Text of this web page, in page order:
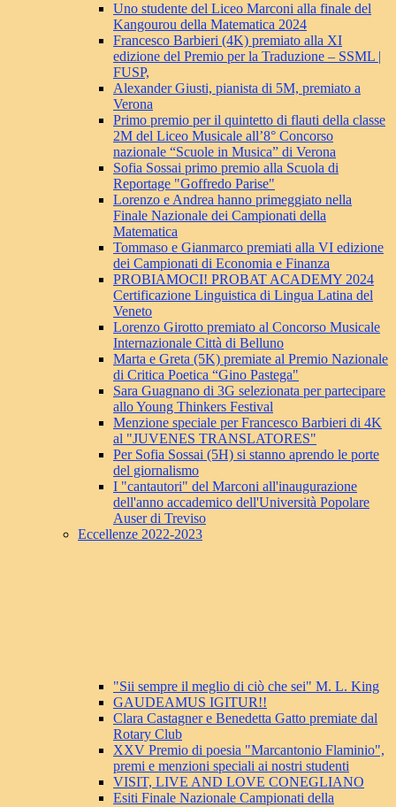
Uno studente del Liceo Marconi alla finale del
Kangourou della Matematica 2024
Francesco Barbieri (4K) premiato alla XI
edizione del Premio per la Traduzione – SSML |
FUSP,
Alexander Giusti, pianista di 5M, premiato a
Verona
Primo premio per il quintetto di flauti della classe
2M del Liceo Musicale all’8° Concorso
nazionale “Scuole in Musica” di Verona
Sofia Sossai primo premio alla Scuola di
Reportage "Goffredo Parise"
Lorenzo e Andrea hanno primeggiato nella
Finale Nazionale dei Campionati della
Matematica
Tommaso e Gianmarco premiati alla VI edizione
dei Campionati di Economia e Finanza
PROBIAMOCI! PROBAT ACADEMY 2024
Certificazione Linguistica di Lingua Latina del
Veneto
Lorenzo Girotto premiato al Concorso Musicale
Internazionale Città di Belluno
Marta e Greta (5K) premiate al Premio Nazionale
di Critica Poetica “Gino Pastega"
Sara Guagnano di 3G selezionata per partecipare
allo Young Thinkers Festival
Menzione speciale per Francesco Barbieri di 4K
al "JUVENES TRANSLATORES"
Per Sofia Sossai (5H) si stanno aprendo le porte
del giornalismo
I "cantautori" del Marconi all'inaugurazione
dell'anno accademico dell'Università Popolare
Auser di Treviso
Eccellenze 2022-2023
"Sii sempre il meglio di ciò che sei" M. L. King
GAUDEAMUS IGITUR!!
Clara Castagner e Benedetta Gatto premiate dal
Rotary Club
XXV Premio di poesia "Marcantonio Flaminio",
premi e menzioni speciali ai nostri studenti
VISIT, LIVE AND LOVE CONEGLIANO
Esiti Finale Nazionale Campionati della